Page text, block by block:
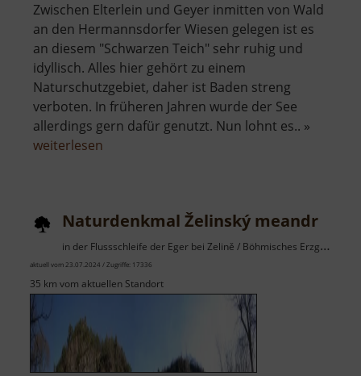
Zwischen Elterlein und Geyer inmitten von Wald
an den Hermannsdorfer Wiesen gelegen ist es
an diesem "Schwarzen Teich" sehr ruhig und
idyllisch. Alles hier gehört zu einem
Naturschutzgebiet, daher ist Baden streng
verboten. In früheren Jahren wurde der See
allerdings gern dafür genutzt. Nun lohnt es.. »
weiterlesen
Elterlein
Naturdenkmal Želinský meandr
in der Flussschleife der Eger bei Zelině / Böhmisches Erzgebirge
aktuell vom 23.07.2024 / Zugriffe: 17336
35 km vom aktuellen Standort